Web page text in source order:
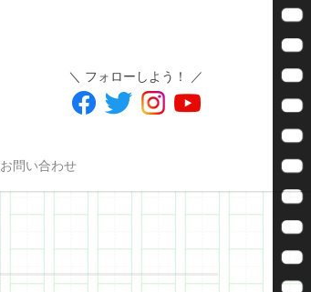
＼ フォローしよう！ ／
お問い合わせ